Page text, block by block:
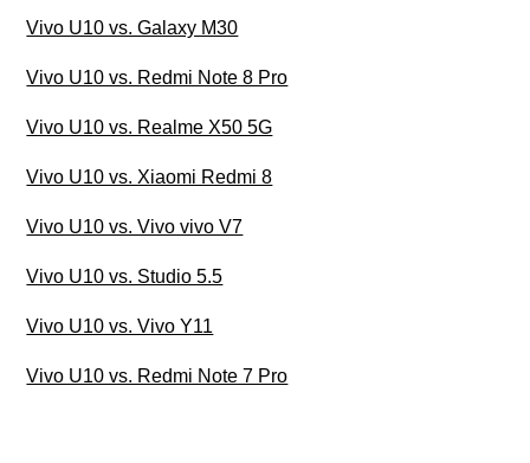
Vivo U10 vs. Galaxy M30
Vivo U10 vs. Redmi Note 8 Pro
Vivo U10 vs. Realme X50 5G
Vivo U10 vs. Xiaomi Redmi 8
Vivo U10 vs. Vivo vivo V7
Vivo U10 vs. Studio 5.5
Vivo U10 vs. Vivo Y11
Vivo U10 vs. Redmi Note 7 Pro